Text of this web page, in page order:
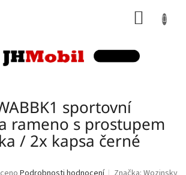
sportovní
rameno s prostupem
/ 2x kapsa černé